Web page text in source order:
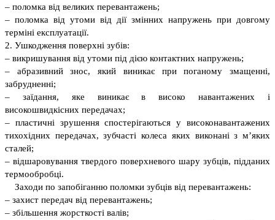
– поломка від великих перевантажень;
– поломка від утоми від дії змінних напружень при довгому
терміні експлуатації.
2. Ушкодження поверхні зубів:
– викришування від утоми під дією контактних напружень;
– абразивний знос, який виникає при поганому змащенні,
забрудненні;
– заїдання, яке виникає в високо навантажених і
високошвидкісних передачах;
– пластичні зрушення спостерігаються у високонавантажених
тихохідних передачах, зубчасті колеса яких виконані з м’яких
сталей;
– відшаровування твердого поверхневого шару зубців, підданих
термообробці.
Заходи по запобіганню поломки зубців від перевантажень:
– захист передач від перевантажень;
– збільшення жорсткості валів;